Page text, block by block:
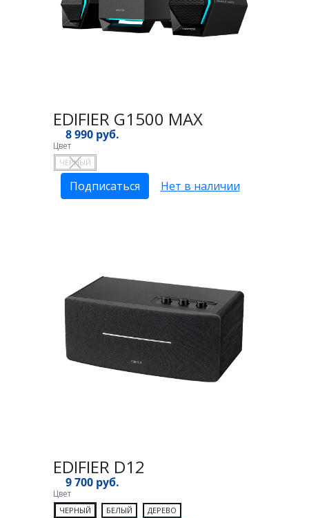
EDIFIER G1500 MAX
8 990 руб.
Цвет
ЧЕРНЫЙ
Подписаться Нет в наличии
EDIFIER D12
9 700 руб.
Цвет
ЧЕРНЫЙ БЕЛЫЙ ДЕРЕВО